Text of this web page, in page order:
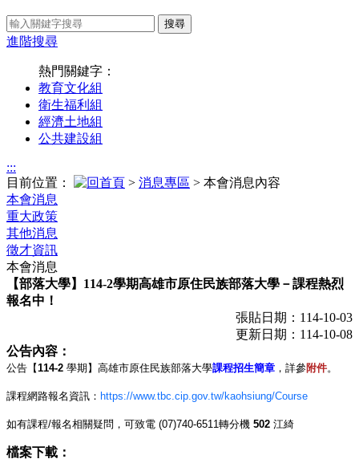
搜尋
進階搜尋
熱門關鍵字：
教育文化組
衛生福利組
經濟土地組
公共建設組
:::
目前位置：
> 消息專區 > 本會消息內容
本會消息
重大政策
其他消息
徵才資訊
本會消息
【部落大學】114-2學期高雄市原住民族部落大學－課程熱烈
報名中！
張貼日期：114-10-03
更新日期：114-10-08
公告內容：
公告 【114-2 學期 】 高雄市原住民族部落大學課程招生簡章 ， 詳參附件。
課程網路報名資訊 ： https://www.tbc.cip.gov.tw/kaohsiung/Course
如有課程/報名相關疑問，可致電 (07)740-6511轉分機 502 江綺
檔案下載：